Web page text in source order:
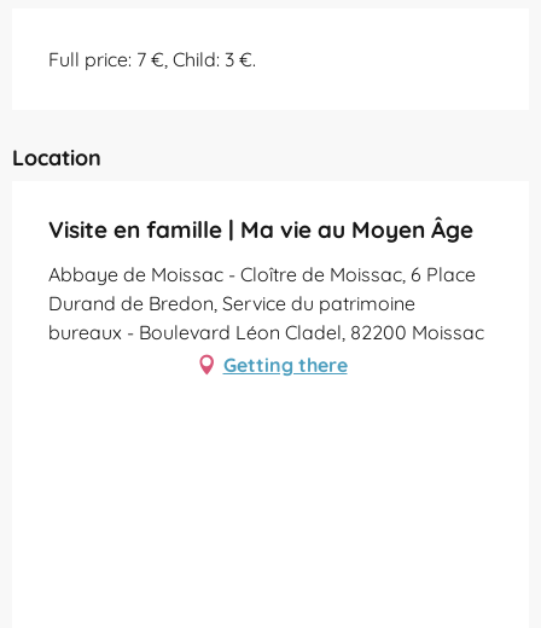
Full price: 7 €, Child: 3 €.
Location
Visite en famille | Ma vie au Moyen Âge
Abbaye de Moissac - Cloître de Moissac, 6 Place
Durand de Bredon, Service du patrimoine
bureaux - Boulevard Léon Cladel, 82200 Moissac
Getting there